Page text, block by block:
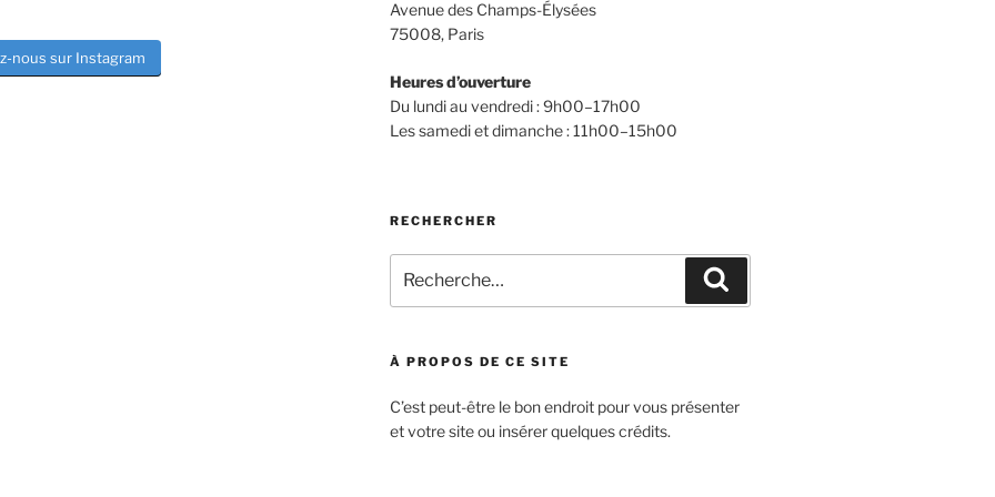
nous sur Instagram
Avenue des Champs-Élysées
75008, Paris
Heures d’ouverture
Du lundi au vendredi : 9h00–17h00
Les samedi et dimanche : 11h00–15h00
RECHERCHER
pour
:
À PROPOS DE CE SITE
C’est peut-être le bon endroit pour vous présenter
et votre site ou insérer quelques crédits.